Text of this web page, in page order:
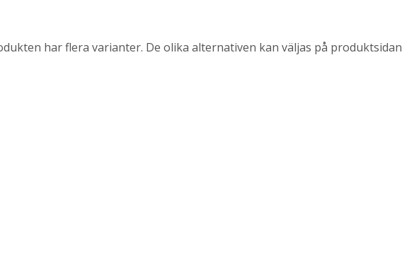
har flera varianter. De olika alternativen kan väljas på produktsidan